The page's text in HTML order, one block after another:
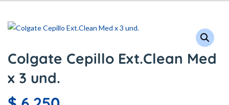
Colgate Cepillo Ext.Clean Med
x 3 und.